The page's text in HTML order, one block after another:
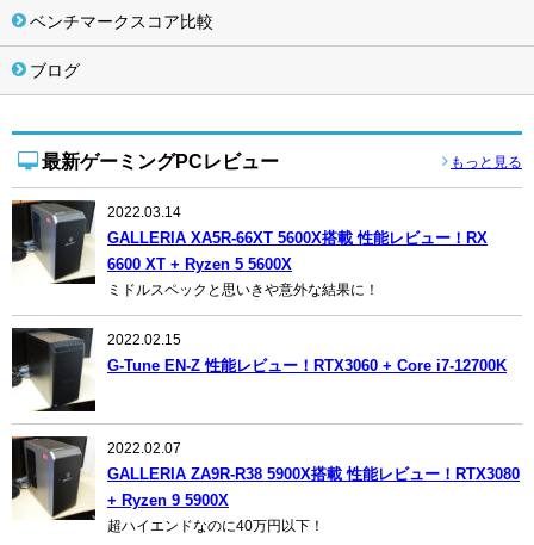
ベンチマークスコア比較
ブログ
最新ゲーミングPCレビュー もっと見る
2022.03.14
GALLERIA XA5R-66XT 5600X搭載 性能レビュー！RX
6600 XT + Ryzen 5 5600X
ミドルスペックと思いきや意外な結果に！
2022.02.15
G-Tune EN-Z 性能レビュー！RTX3060 + Core i7-12700K
2022.02.07
GALLERIA ZA9R-R38 5900X搭載 性能レビュー！RTX3080
+ Ryzen 9 5900X
超ハイエンドなのに40万円以下！